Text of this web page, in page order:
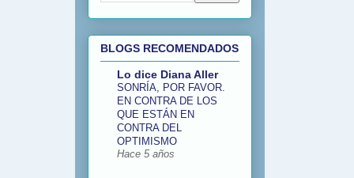
BLOGS RECOMENDADOS
Lo dice Diana Aller
SONRÍA, POR FAVOR.
EN CONTRA DE LOS
QUE ESTÁN EN
CONTRA DEL
OPTIMISMO
Hace 5 años